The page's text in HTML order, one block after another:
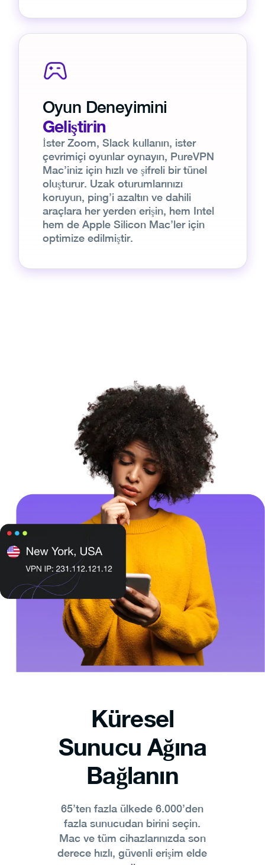
Oyun Deneyimini
Geliştirin
İster Zoom, Slack kullanın, ister
çevrimiçi oyunlar oynayın, PureVPN
Mac’iniz için hızlı ve şifreli bir tünel
oluşturur. Uzak oturumlarınızı
koruyun, ping’i azaltın ve dahili
araçlara her yerden erişin, hem Intel
hem de Apple Silicon Mac’ler için
optimize edilmiştir.
Küresel
Sunucu Ağına
Bağlanın
65’ten fazla ülkede 6.000’den
fazla sunucudan birini seçin.
Mac ve tüm cihazlarınızda son
derece hızlı, güvenli erişim elde